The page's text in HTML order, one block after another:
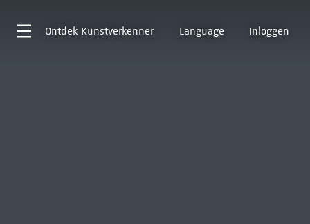
Ontdek Kunstverkenner Language Inloggen